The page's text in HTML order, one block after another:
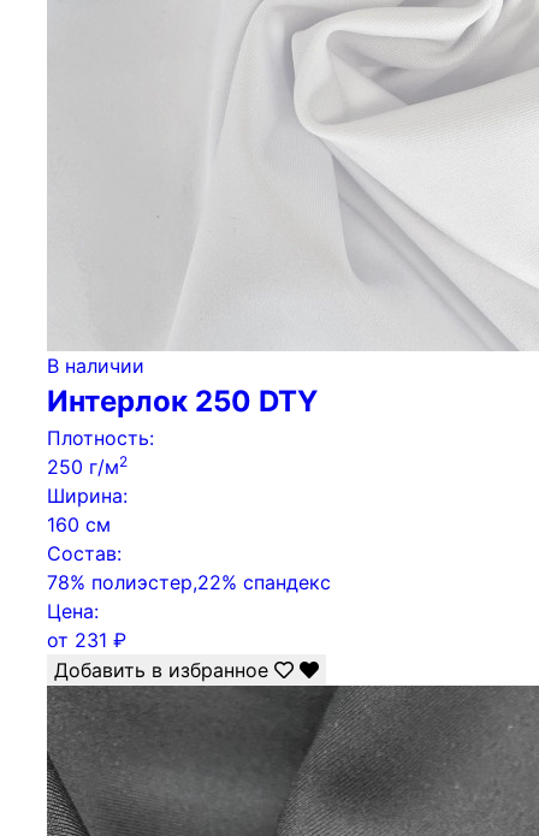
В наличии
Интерлок 250 DTY
Плотность:
250 г/м2
Ширина:
160 см
Состав:
78% полиэстер,22% спандекс
Цена:
от 231 ₽
Добавить в избранное